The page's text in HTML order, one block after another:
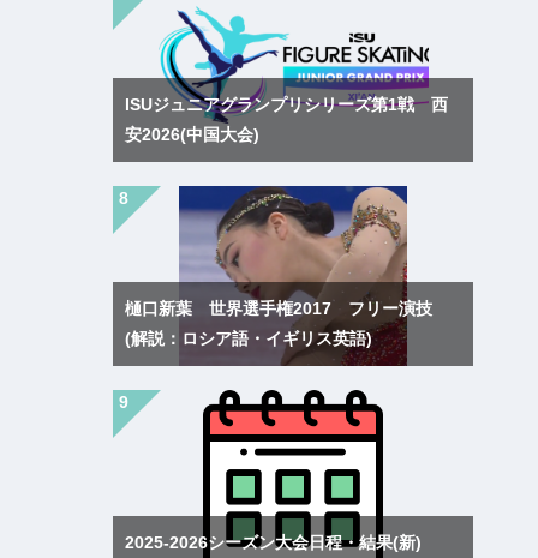
ISUジュニアグランプリシリーズ第1戦 西
安2026(中国大会)
樋口新葉 世界選手権2017 フリー演技
(解説：ロシア語・イギリス英語)
2025-2026シーズン大会日程・結果(新)